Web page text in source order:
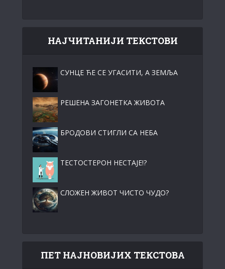
НАЈЧИТАНИЈИ ТЕКСТОВИ
СУНЦЕ ЋЕ СЕ УГАСИТИ, А ЗЕМЉА
РЕШЕНА ЗАГОНЕТКА ЖИВОТА
БРОДОВИ СТИГЛИ СА НЕБА
ТЕСТОСТЕРОН НЕСТАЈЕ!?
СЛОЖЕН ЖИВОТ ЧИСТО ЧУДО?
ПЕТ НАЈНОВИЈИХ ТЕКСТОВА